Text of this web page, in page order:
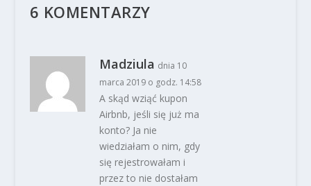
6 KOMENTARZY
Madziula dnia 10
marca 2019 o godz. 14:58
A skąd wziąć kupon
Airbnb, jeśli się już ma
konto? Ja nie
wiedziałam o nim, gdy
się rejestrowałam i
przez to nie dostałam